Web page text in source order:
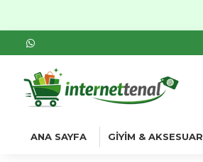
ANA SAYFA GIYIM & AKSESUAR